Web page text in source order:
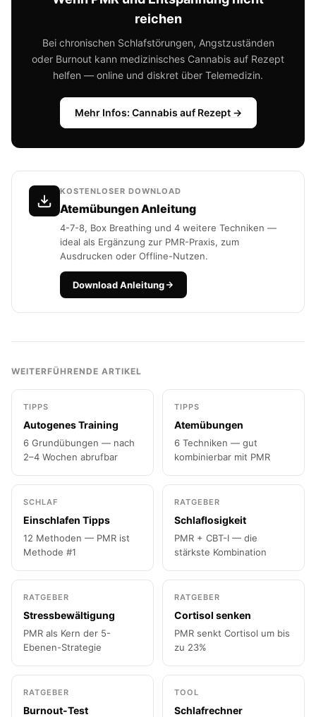
reichen
Bei chronischen Schlafstörungen, Angstzuständen
oder Burnout kann medizinisches Cannabis auf Rezept
helfen — online und diskret über Telemedizin.
Mehr Infos: Cannabis auf Rezept →
KOSTENLOSER DOWNLOAD
Atemübungen Anleitung
4-7-8, Box Breathing und 4 weitere Techniken —
ideal als Ergänzung zur PMR-Praxis, zum
Ausdrucken oder Offline-Nutzen.
Download Anleitung
WEITERFÜHRENDE ARTIKEL
TIPPS
Autogenes Training
6 Grundübungen — nach
2–4 Wochen abrufbar
TIPPS
Atemübungen
6 Techniken — gut
kombinierbar mit PMR
SCHLAF
Einschlafen Tipps
12 Methoden — PMR ist
Methode #1
RATGEBER
Schlaflosigkeit
PMR + CBT-I — die
stärkste Kombination
RATGEBER
Stressbewältigung
PMR als Kern der 5-
Ebenen-Strategie
RATGEBER
Cortisol senken
PMR senkt Cortisol um bis
zu 23%
RATGEBER
Burnout-Test
TOOL
Schlafrechner